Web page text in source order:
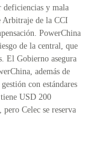
deficiencias y mala
Arbitraje de la CCI
PowerChina
de la central, que
El Gobierno asegura
además de
con estándares
USD 200
Celec se reserva